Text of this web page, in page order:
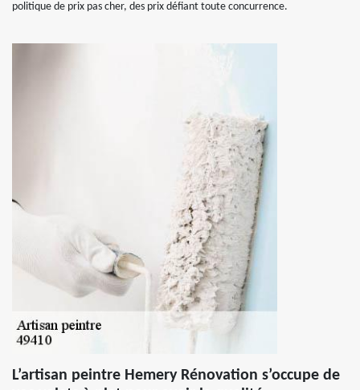
politique de prix pas cher, des prix défiant toute concurrence.
L’artisan peintre Hemery Rénovation s’occupe de